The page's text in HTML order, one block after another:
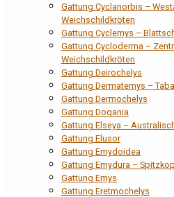
Gattung Cyclanorbis –
Weichschildkröten
Gattung Cyclemys –
Gattung Cycloderma –
Weichschildkröten
Gattung Deirochelys
Gattung Dermatemys –
Gattung Dermochelys
Gattung Dogania
Gattung Elseya –
Gattung Elusor
Gattung Emydoidea
Gattung Emydura –
Gattung Emys
Gattung Eretmochelys